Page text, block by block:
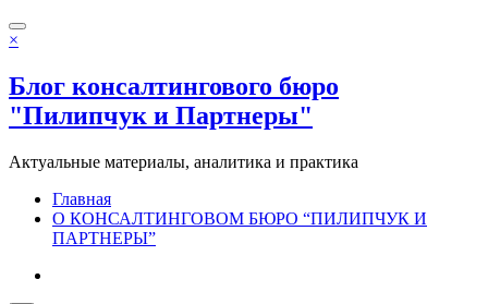
×
Блог консалтингового бюро
"Пилипчук и Партнеры"
Актуальные материалы, аналитика и практика
Главная
О КОНСАЛТИНГОВОМ БЮРО “ПИЛИПЧУК И
ПАРТНЕРЫ”